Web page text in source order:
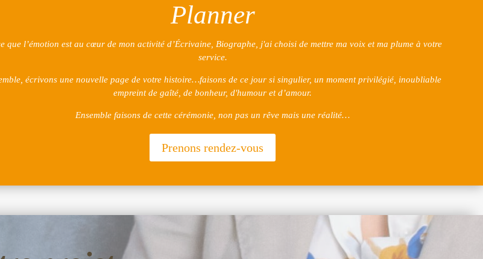
Planner
que l’émotion est au cœur de mon activité d’Écrivaine, Biographe, j'ai choisi de mettre ma voix et ma plume à votre
service.
écrivons une nouvelle page de votre histoire…faisons de ce jour si singulier, un moment privilégié, inoubliable
empreint de gaîté, de bonheur, d'humour et d’amour.
Ensemble faisons de cette cérémonie, non pas un rêve mais une réalité…
Prenons rendez-vous